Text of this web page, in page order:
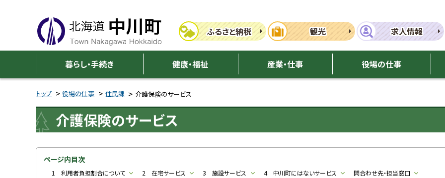
メ
ュ
中
川
町
ふるさと納税 観光 求人情報
暮らし・手続き 健康・福祉 産業・仕事 役場の仕事
トップ 役場の仕事 住民課 介護保険のサービス
介護保険のサービス
ページ内目次
1 利用者負担割合について 2 在宅サービス 3 施設サービス 4 中川町にはないサービス 問合わせ先・担当窓口
戻
メ